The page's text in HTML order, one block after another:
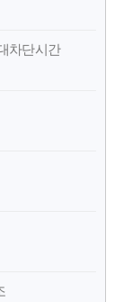
차단시간